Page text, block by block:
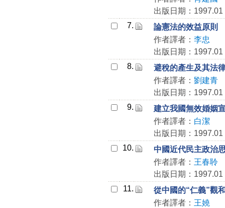
出版日期：1997.01
7.
論憲法的效益原則
作者譯者： 李忠
出版日期：1997.01
8.
避稅的產生及其法
作者譯者： 劉建青
出版日期：1997.01
9.
建立我國無效婚姻
作者譯者： 白潔
出版日期：1997.01
10.
中國近代民主政治
作者譯者： 王春聆
出版日期：1997.01
11.
從中國的“仁義”觀
作者譯者： 王嬈